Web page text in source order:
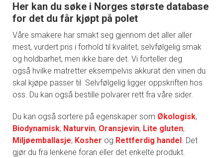
Her kan du søke i Norges største database
for det du får kjøpt på polet
Våre smakere har smakt seg gjennom det aller aller
mest, vurdert pris i forhold til kvalitet, selvfølgelig smak
og holdbarhet, men ikke bare det. Vi forteller deg
også hvilke matretter eksempelvis akkurat den vinen du
skal kjøpe passer til. Selvfølgelig ligger oppskriften hos
oss. Du kan også bestille polvarer rett fra våre sider.
Du kan også sortere på egenskaper som Økologisk,
Biodynamisk, Naturvin, Oransjevin, Lite gluten,
Miljøemballasje, Kosher og Rettferdig handel. Det
gjør du fra lenkene foran eller det enkelte produkt.